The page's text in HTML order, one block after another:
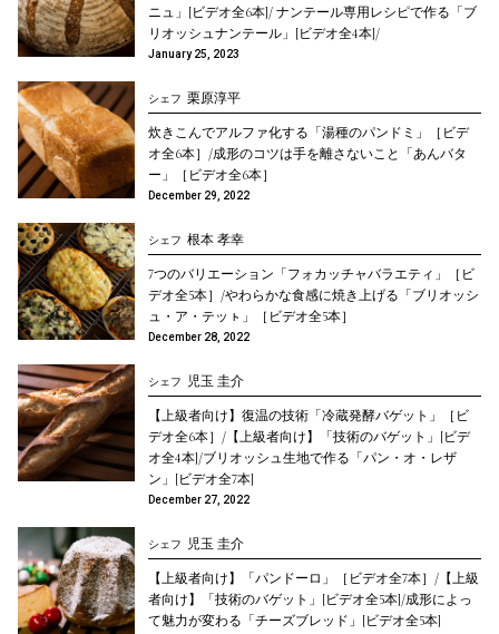
ニュ」[ビデオ全6本]/ ナンテール専用レシピで作る「ブ
リオッシュナンテール」[ビデオ全4本]/
January 25, 2023
シェフ 栗原淳平
炊きこんでアルファ化する「湯種のパンドミ」［ビデ
オ全6本］/成形のコツは手を離さないこと「あんバタ
ー」［ビデオ全6本］
December 29, 2022
シェフ 根本 孝幸
7つのバリエーション「フォカッチャバラエティ」［ビ
デオ全5本］/やわらかな食感に焼き上げる「ブリオッシ
ュ・ア・テッㇳ」［ビデオ全5本］
December 28, 2022
シェフ 児玉 圭介
【上級者向け】復温の技術「冷蔵発酵バゲット」［ビ
デオ全6本］/【上級者向け】「技術のバゲット」[ビデ
オ全4本]/ブリオッシュ生地で作る「パン・オ・レザ
ン」[ビデオ全7本]
December 27, 2022
シェフ 児玉 圭介
【上級者向け】「パンドーロ」［ビデオ全7本］/【上級
者向け】「技術のバゲット」[ビデオ全5本]/成形によっ
て魅力が変わる「チーズブレッド」[ビデオ全5本]